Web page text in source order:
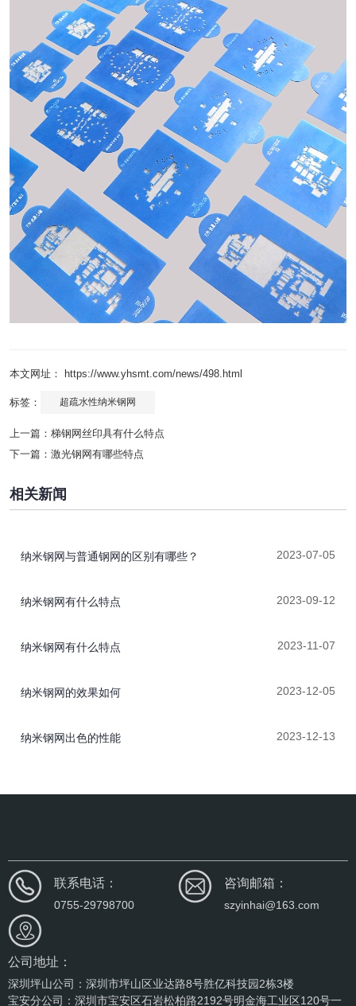
本文网址： https://www.yhsmt.com/news/498.html
标签： 超疏水性纳米钢网
上一篇： 梯钢网丝印具有什么特点
下一篇： 激光钢网有哪些特点
相关新闻
2023-07-05
纳米钢网与普通钢网的区别有哪些？
2023-09-12
纳米钢网有什么特点
2023-11-07
纳米钢网有什么特点
2023-12-05
纳米钢网的效果如何
2023-12-13
纳米钢网出色的性能
联系电话：
0755-29798700
咨询邮箱：
szyinhai@163.com
公司地址：
深圳坪山公司：深圳市坪山区业达路8号胜亿科技园2栋3楼
宝安分公司：深圳市宝安区石岩松柏路2192号明金海工业区120号一